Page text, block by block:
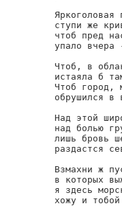
Яркоголовая
ступи же
чтоб пред
упало вчера
Чтоб, в
истаяла б
Чтоб город,
обрушился в
Над этой
над болью
лишь бровь
раздастся
Взмахни ж
в которых
я здесь
хожу и